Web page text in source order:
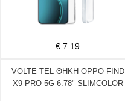
€ 7.19
VOLTE-TEL ΘΗΚΗ OPPO FIND
X9 PRO 5G 6.78" SLIMCOLOR